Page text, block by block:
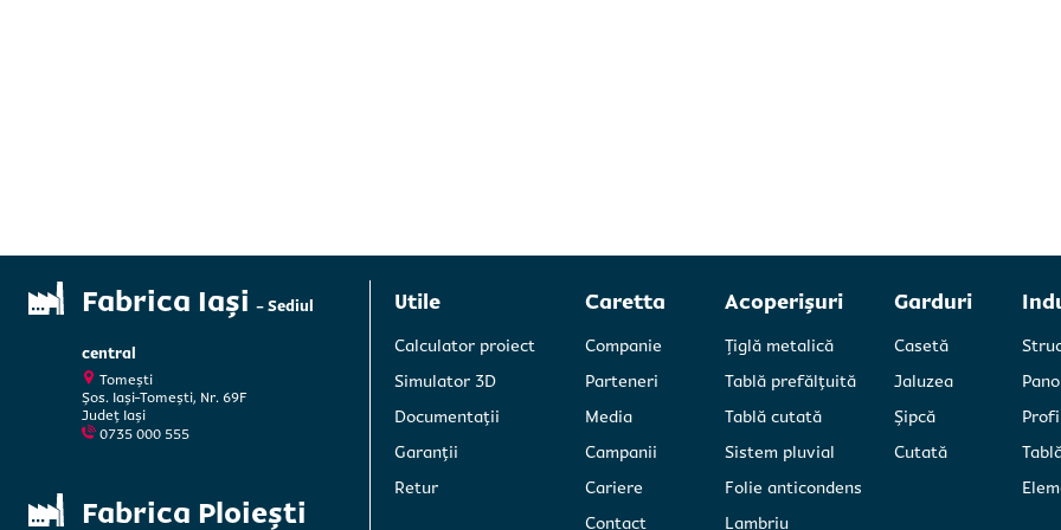
Fabrica Iași - Sediul
central
Tomești
Șos. Iași-Tomești, Nr. 69F
Județ Iași
0735 000 555
Fabrica Ploiești
Utile
Calculator proiect
Simulator 3D
Documentații
Garanții
Retur
Caretta
Companie
Parteneri
Media
Campanii
Cariere
Contact
Acoperișuri
Țiglă metalică
Tablă prefălțuită
Tablă cutată
Sistem pluvial
Folie anticondens
Lambriu
Garduri
Casetă
Jaluzea
Șipcă
Cutată